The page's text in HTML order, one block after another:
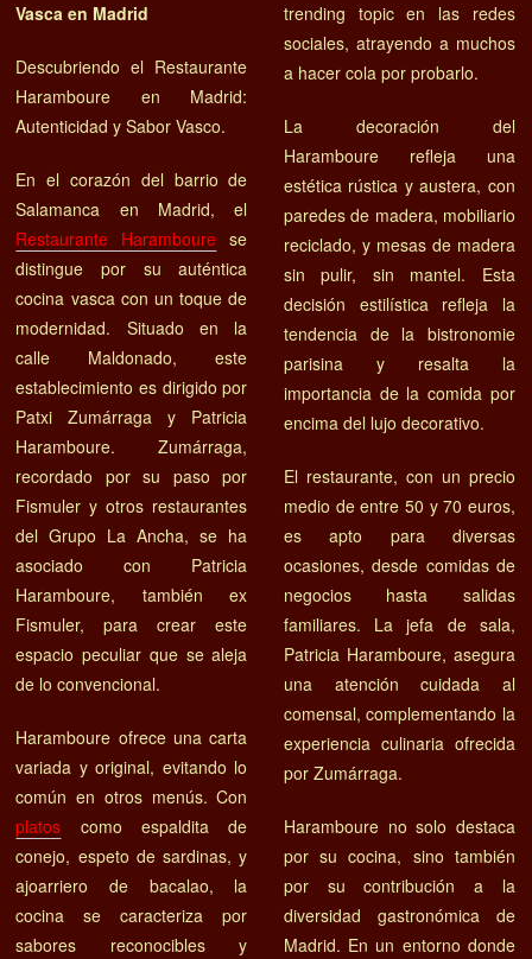
Vasca en Madrid
Descubriendo el Restaurante
Haramboure en Madrid:
Autenticidad y Sabor Vasco.
En el corazón del barrio de
Salamanca en Madrid, el
Restaurante Haramboure se
distingue por su auténtica
cocina vasca con un toque de
modernidad. Situado en la
calle Maldonado, este
establecimiento es dirigido por
Patxi Zumárraga y Patricia
Haramboure. Zumárraga,
recordado por su paso por
Fismuler y otros restaurantes
del Grupo La Ancha, se ha
asociado con Patricia
Haramboure, también ex
Fismuler, para crear este
espacio peculiar que se aleja
de lo convencional​​.
Haramboure ofrece una carta
variada y original, evitando lo
común en otros menús. Con
platos como espaldita de
conejo, espeto de sardinas, y
ajoarriero de bacalao, la
cocina se caracteriza por
sabores reconocibles y
trending topic en las redes
sociales, atrayendo a muchos
a hacer cola por probarlo​​.
La decoración del
Haramboure refleja una
estética rústica y austera, con
paredes de madera, mobiliario
reciclado, y mesas de madera
sin pulir, sin mantel. Esta
decisión estilística refleja la
tendencia de la bistronomie
parisina y resalta la
importancia de la comida por
encima del lujo decorativo​​.
El restaurante, con un precio
medio de entre 50 y 70 euros,
es apto para diversas
ocasiones, desde comidas de
negocios hasta salidas
familiares. La jefa de sala,
Patricia Haramboure, asegura
una atención cuidada al
comensal, complementando la
experiencia culinaria ofrecida
por Zumárraga​​.
Haramboure no solo destaca
por su cocina, sino también
por su contribución a la
diversidad gastronómica de
Madrid. En un entorno donde